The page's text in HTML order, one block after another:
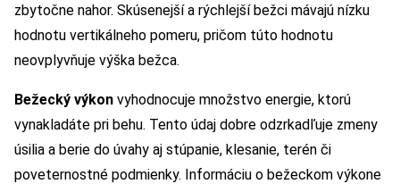
zbytočne nahor. Skúsenejší a rýchlejší bežci mávajú nízku
hodnotu vertikálneho pomeru, pričom túto hodnotu
neovplyvňuje výška bežca.
Bežecký výkon vyhodnocuje množstvo energie, ktorú
vynakladáte pri behu. Tento údaj dobre odzrkadľuje zmeny
úsilia a berie do úvahy aj stúpanie, klesanie, terén či
poveternostné podmienky. Informáciu o bežeckom výkone